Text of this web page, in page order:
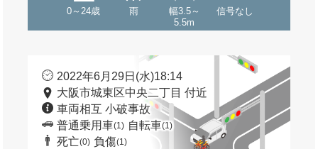
0～24歳 雨
幅3.5～
5.5m
信号なし
2022年6月29日(水)18:14
大阪市城東区中央二丁目 付近
車両相互 小破事故
普通乗用車(1) 自転車(1)
死亡(0) 負傷(1)